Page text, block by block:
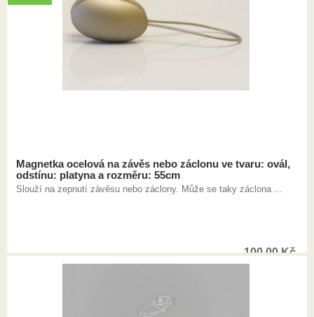
Magnetka ocelová na závěs nebo záclonu ve tvaru: ovál,
odstínu: platyna a rozměru: 55cm
Slouží na zepnutí závěsu nebo záclony. Může se taky záclona ...
100,00Kč